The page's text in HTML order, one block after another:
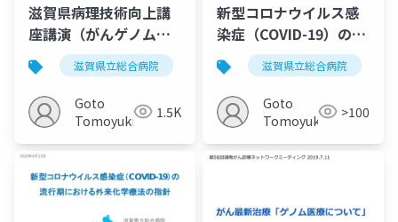
滋賀県病理技術向上講
座講演（がんゲノム医
療について）20210130
滋賀県立総合病院 がん薬物療法 がんゲノム医療
Goto
Tomoyuki
1.5K
新型コロナウイルス感
染症（COVID-19）の流
行期における外来化学
療法の指針
滋賀県立総合病院
Goto
Tomoyuki
>100